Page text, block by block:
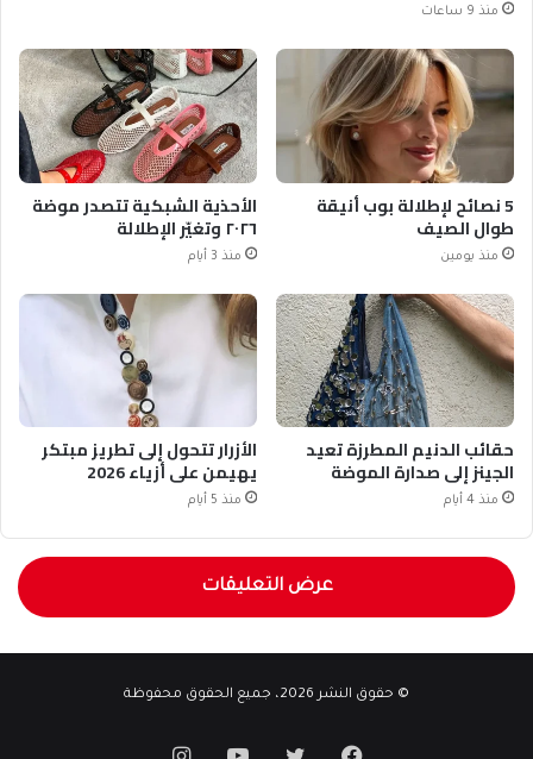
منذ 9 ساعات
5 نصائح لإطلالة بوب أنيقة
طوال الصيف
منذ يومين
الأحذية الشبكية تتصدر موضة
٢٠٢٦ وتغيّر الإطلالة
منذ 3 أيام
حقائب الدنيم المطرزة تعيد
الجينز إلى صدارة الموضة
منذ 4 أيام
الأزرار تتحول إلى تطريز مبتكر
يهيمن على أزياء 2026
منذ 5 أيام
عرض التعليقات
© حقوق النشر 2026، جميع الحقوق محفوظة